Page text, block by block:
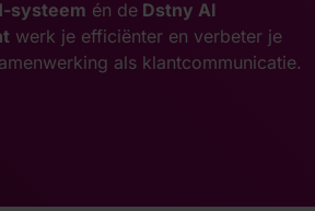
systeem én de Dstny AI
werk je efficiënter en verbeter je
als klantcommunicatie.